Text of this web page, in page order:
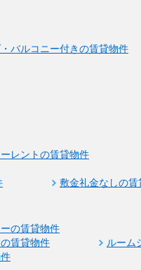
バルコニー付きの賃貸物件
レントの賃貸物件
敷金礼金なしの賃
の賃貸物件
賃貸物件
ルーム